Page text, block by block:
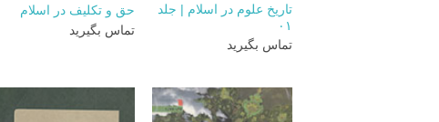
تاريخ علوم در اسلام | جلد
۰۱
تماس بگیرید
حق و تکلیف در اسلام
تماس بگیرید